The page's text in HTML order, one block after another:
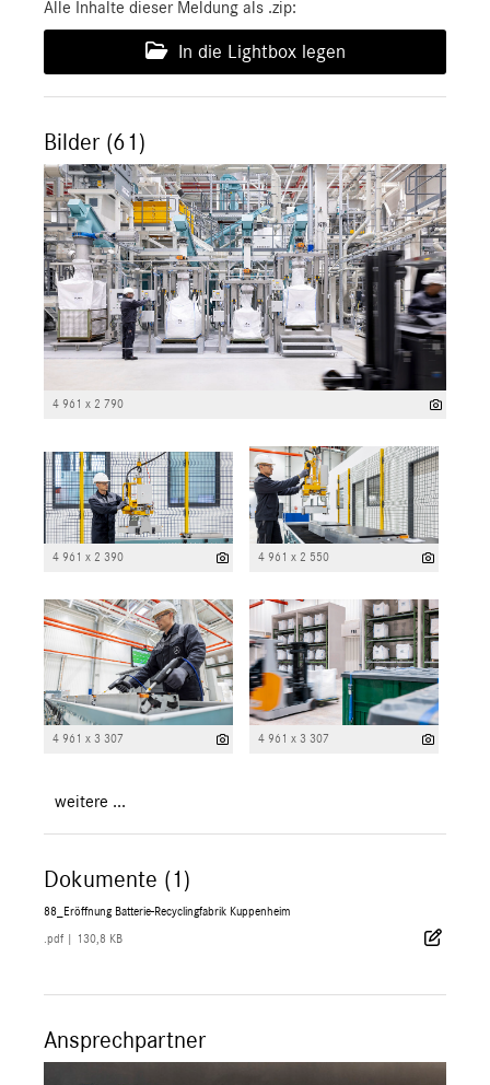
Alle Inhalte dieser Meldung als .zip:
In die Lightbox legen
Bilder (61)
4 961 x 2 790
4 961 x 2 390 4 961 x 2 550
4 961 x 3 307 4 961 x 3 307
weitere ...
Dokumente (1)
88_Eröffnung Batterie-Recyclingfabrik Kuppenheim
.pdf 130,8 KB
Ansprechpartner